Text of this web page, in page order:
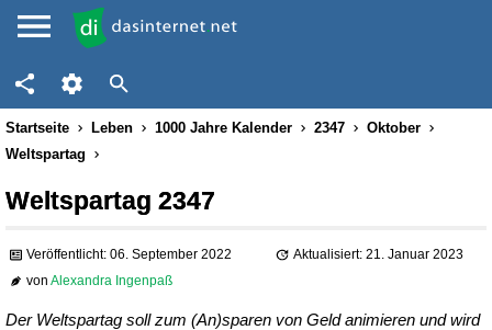
Startseite Leben 1000 Jahre Kalender 2347
Oktober
Weltspartag
Weltspartag 2347
Veröffentlicht: 06. September 2022
Aktualisiert: 21. Januar 2023
vonAlexandra Ingenpaß
Der Weltspartag soll zum (An)sparen von Geld animieren und wird